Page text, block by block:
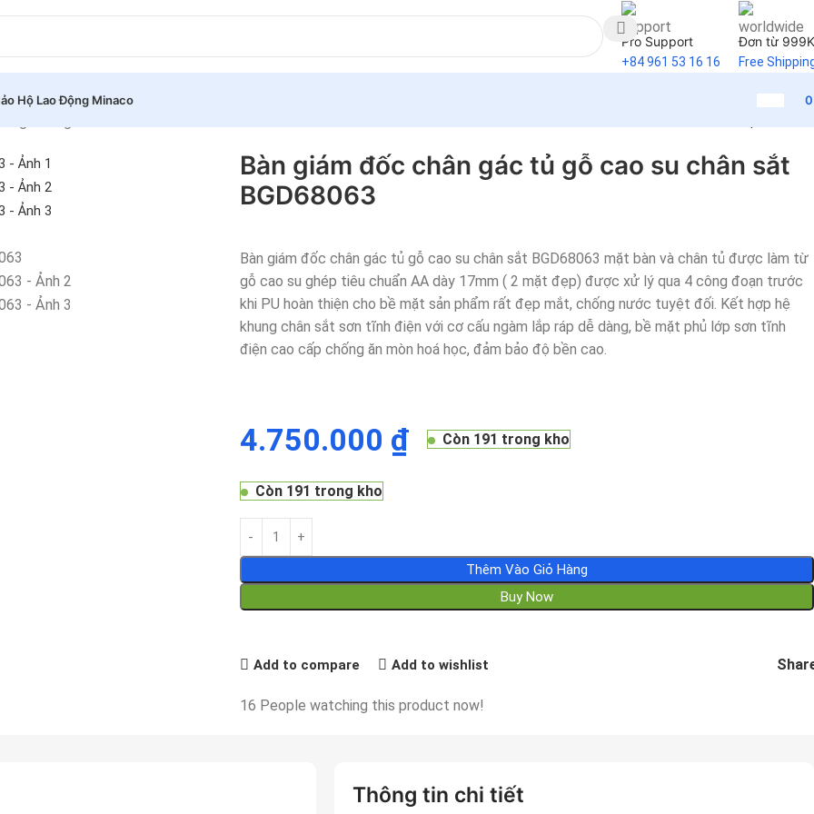
Pro Support
+84 961 53 16 16
Đơn từ 999K
Free
Hộ Lao Động Minaco
Bàn giám đốc chân gác tủ gỗ cao su chân sắt
BGD68063
Bàn giám đốc chân gác tủ gỗ cao su chân sắt BGD68063 mặt bàn và chân tủ được làm từ
gỗ cao su ghép tiêu chuẩn AA dày 17mm ( 2 mặt đẹp) được xử lý qua 4 công đoạn trước
khi PU hoàn thiện cho bề mặt sản phẩm rất đẹp mắt, chống nước tuyệt đối. Kết hợp hệ
khung chân sắt sơn tĩnh điện với cơ cấu ngàm lắp ráp dễ dàng, bề mặt phủ lớp sơn tĩnh
điện cao cấp chống ăn mòn hoá học, đảm bảo độ bền cao.
4.750.000 ₫ Còn 191 trong kho
Còn 191 trong kho
Thêm Vào Giỏ Hàng
Buy Now
Add to compare Add to wishlist
16 People watching this product now!
Thông tin chi tiết